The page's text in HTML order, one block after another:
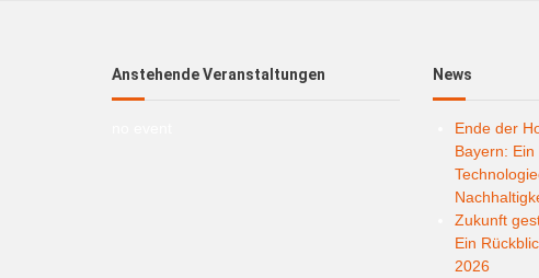
Anstehende Veranstaltungen News
Ende der
Bayern:
Zukunft
Ein
2026